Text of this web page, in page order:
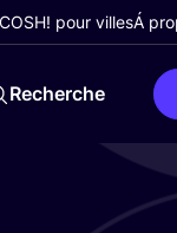
COSH! pour villesÁ
Recherche